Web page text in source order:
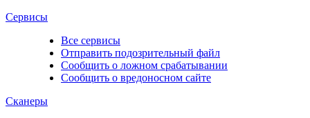
Сервисы
Все сервисы
Отправить подозрительный файл
Сообщить о ложном срабатывании
Сообщить о вредоносном сайте
Сканеры